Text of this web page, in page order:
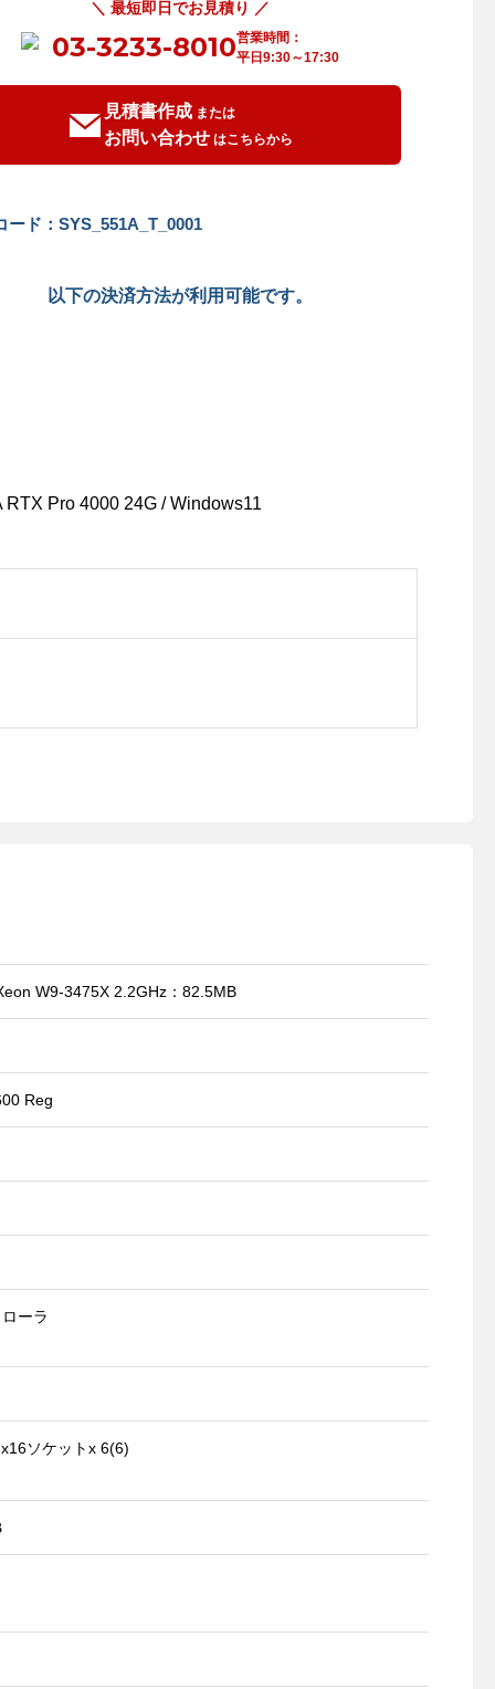
＼ 最短即日でお見積り ／
03-3233-8010営業時間：
平日9:30～17:30
見積書作成 または
お問い合わせ はこちらから
ード：SYS_551A_T_0001
以下の決済方法が利用可能です。
Pro 4000 24G / Windows11
W9-3475X 2.2GHz：82.5MB
Reg
ーラ
ソケットx 6(6)